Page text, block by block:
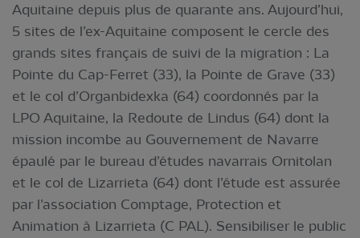
Aquitaine depuis plus de quarante ans. Aujourd’hui,
5 sites de l’ex-Aquitaine composent le cercle des
grands sites français de suivi de la migration : La
Pointe du Cap-Ferret (33), la Pointe de Grave (33)
et le col d’Organbidexka (64) coordonnés par la
LPO Aquitaine, la Redoute de Lindus (64) dont la
mission incombe au Gouvernement de Navarre
épaulé par le bureau d’études navarrais Ornitolan
et le col de Lizarrieta (64) dont l’étude est assurée
par l’association Comptage, Protection et
Animation à Lizarrieta (C PAL). Sensibiliser le public